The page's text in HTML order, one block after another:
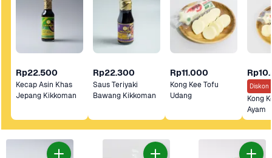
Rp22.500
Kecap Asin Khas
Jepang Kikkoman
Rp22.300
Saus Teriyaki
Bawang Kikkoman
Rp11.000
Kong Kee Tofu
Udang
Diskon
Kong
Ayam